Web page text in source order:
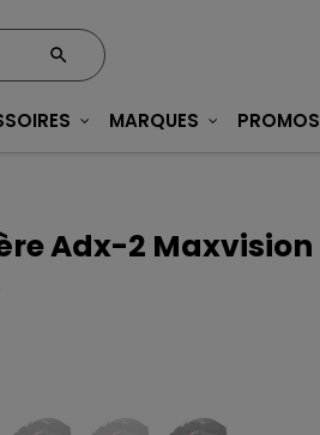
MARQUES PROMOS
Adx-2 Maxvision